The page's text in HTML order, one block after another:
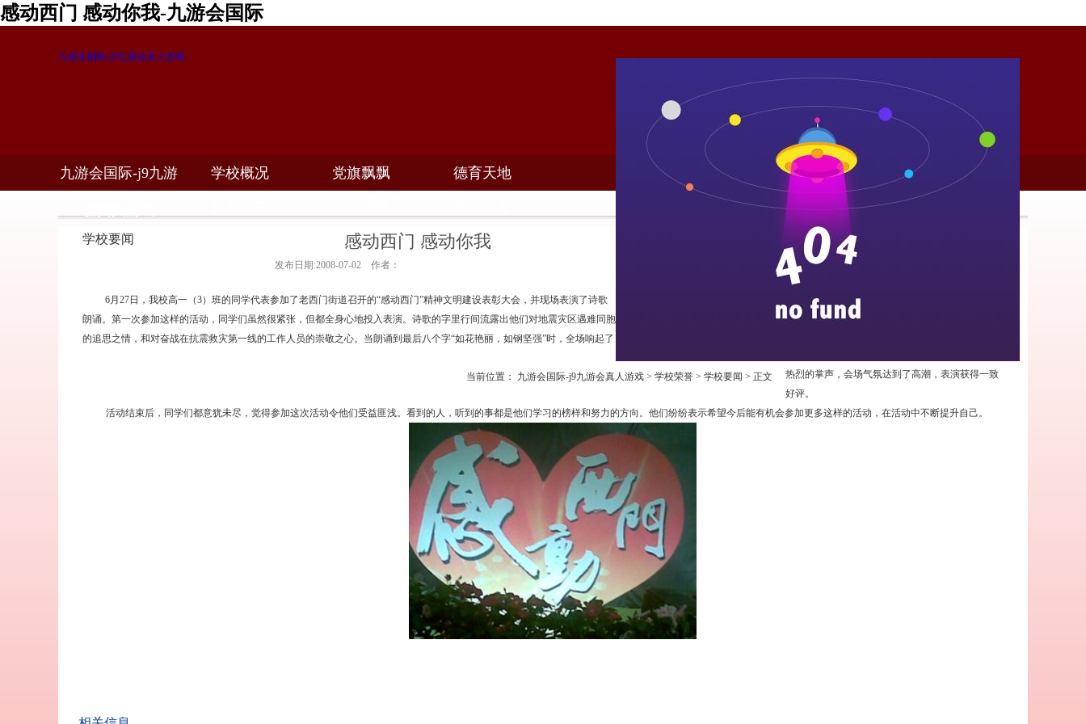
感动西门 感动你我-九游会国际
九游会国际-j9九游会真人游戏
九游会国际-j9九游 学校概况 党旗飘飘 德育天地
学校要闻
当前位置： 九游会国际-j9九游会真人游戏 > 学校荣誉 > 学校要闻 > 正文
感动西门 感动你我
发布日期:2008-07-02 作者：
6月 27日 ，我校高一（3）班的同学代表参加了老西门街道召开的“感动西门”精神文明建设表彰大会，并现场表演了诗歌
朗诵。 第一次参加这样的活动，同学们虽然很紧张，但都全身心地投入表演。诗歌的字里行间流露出他们对地震灾区遇难同胞
的追思之情，和对奋战在抗震救灾第一线的工作人员的崇敬之心。当朗诵到最后八个字“如花艳丽，如钢坚强”时，全场响起了
热烈的掌声，会场气氛达到了高潮，表演获得一致
好评。
活动结束后，同学们都意犹未尽，觉得参加这次活动令他们受益匪浅。看到的人，听到的事都是他们学习的榜样和努力的方向。他们纷纷表示希望今后能有机会参加更多这样的活动，在活动中不断提升自己。